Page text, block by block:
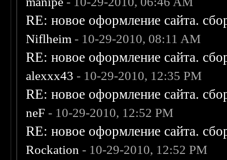
RE: новое оформление сайта.
Niflheim - 10-29-2010, 08:11 AM
RE: новое оформление сайта.
alexxx43 - 10-29-2010, 12:35 PM
RE: новое оформление сайта.
neF - 10-29-2010, 12:52 PM
RE: новое оформление сайта.
Rockation - 10-29-2010, 12:52 PM